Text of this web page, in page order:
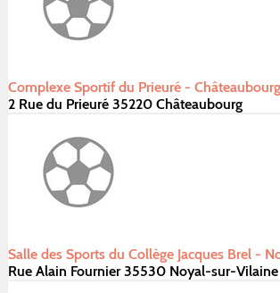
Complexe Sportif du Prieuré - Châteaubourg
2 Rue du Prieuré 35220 Châteaubourg
Salle des Sports du Collège Jacques Brel -
Rue Alain Fournier 35530 Noyal-sur-Vilaine